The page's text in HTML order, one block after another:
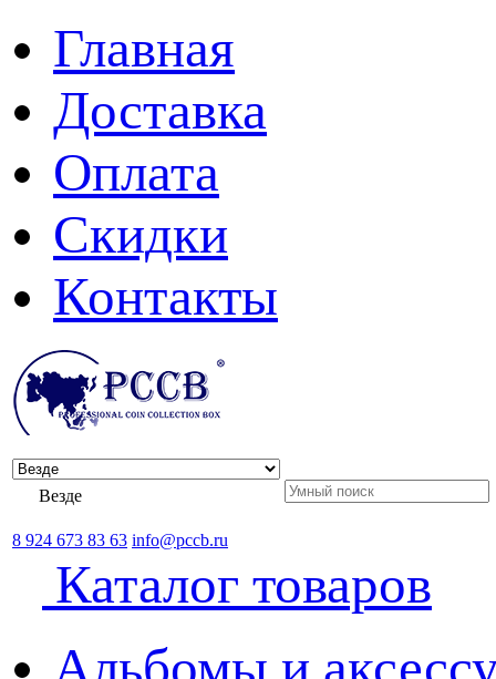
Главная
Доставка
Оплата
Скидки
Контакты
Везде
8 924 673 83 63 info@pccb.ru
Каталог товаров